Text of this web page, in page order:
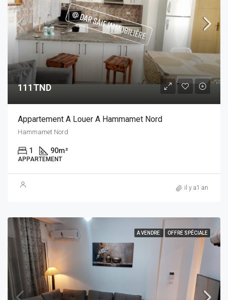
111TND
Appartement A Louer A Hammamet Nord
Hammamet Nord
1 90m²
APPARTEMENT
il y a1 an
A VENDRE OFFRE SPÉCIALE